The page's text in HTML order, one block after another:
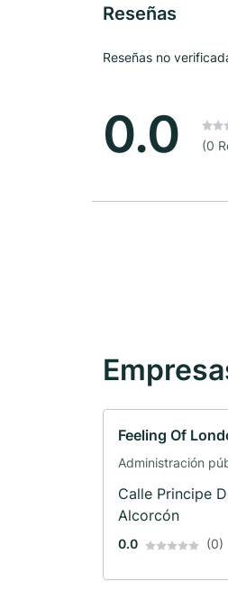
Reseñas
Reseñas no
0.0 (0
Feeling Of
Administración
Calle Principe
Alcorcón
0.0 (0)